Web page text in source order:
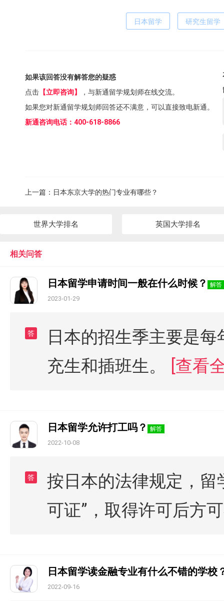
日本留学 研究生留学
如果该回答没有解答您的疑惑
点击 【立即咨询】
，与新通留学规划师在线交流。
如果您对新通留学规划师回答还不满意，可以直接致电新通。
新通咨询电话：400-618-8866
上一篇： 日本东京大学的热门专业有哪些？
世界大学排名 英国大学排名
相关问答
日本留学申请时间一般在什么时候？ 解答
2023-01-29
答
日本的招生季主要是
充生和插班生。
[查看
日本留学允许打工吗？ 解答
2022-10-08
答
按日本的法律规定，留
可证”，取得许可后方
日本留学读金融专业有什么不错的学校
2022-09-16